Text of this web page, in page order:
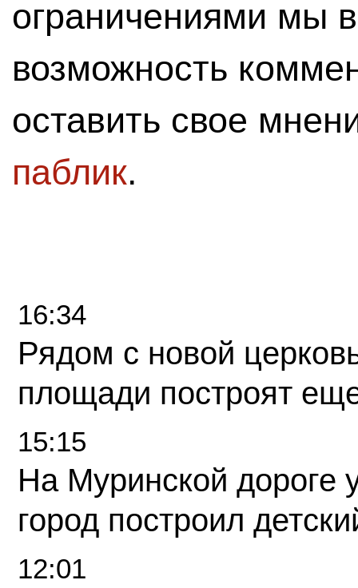
ограничениями мы
возможность
оставить свое
паблик.
16:34
Рядом с новой
площади построят
15:15
На Муринской дороге
город построил
12:01